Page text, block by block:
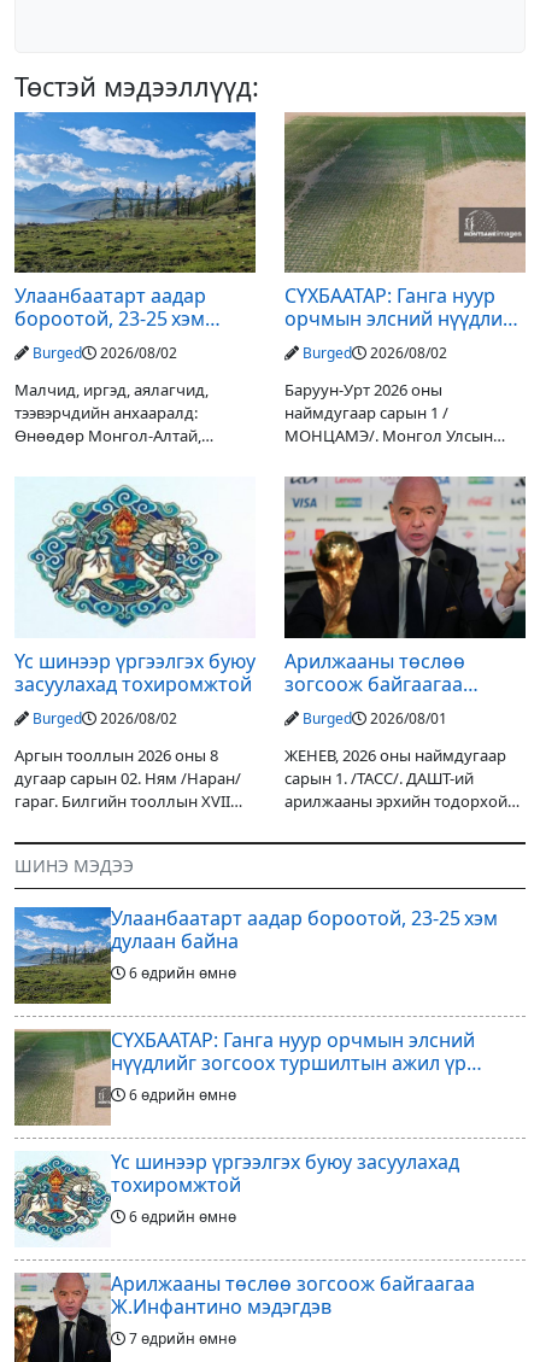
Төстэй мэдээллүүд:
Улаанбаатарт аадар
бороотой, 23-25 хэм
дулаан байна
Burged 2026/08/02
Малчид, иргэд, аялагчид,
тээвэрчдийн анхааралд:
Өнөөдөр Монгол-Алтай,
уулархаг нутгаар бороо, дуу
цахилгаантай аадар бороо
орох тул голуудын усны
түвшин нэмэгдэх, нөөлөг
СҮХБААТАР: Ганга нуур
орчмын элсний нүүдлийг
зогсоох туршилтын ажил
үр дүнгээ өгч эхэлжээ
Burged 2026/08/02
Баруун-Урт 2026 оны
наймдугаар сарын 1 /
МОНЦАМЭ/. Монгол Улсын
Дарьгангын Ганга нуурыг
сэргээн, хамгаалах төслийг
улсын төсвийн хөрөнгө
оруулалтаар хийж буй.
Төслийн
Үс шинээр үргээлгэх буюу
засуулахад тохиромжтой
Burged 2026/08/02
Аргын тооллын 2026 оны 8
дугаар сарын 02. Ням /Наран/
гараг. Билгийн тооллын XVII
гал Морин жилийн Зуны адаг
хөхөгчин хонь сарын шинийн
19, Адъяа /Асралт/
Арилжааны төслөө
зогсоож байгаагаа
Ж.Инфантино мэдэгдэв
Burged 2026/08/01
ЖЕНЕВ, 2026 оны наймдугаар
сарын 1. /ТАСС/. ДАШТ-ий
арилжааны эрхийн тодорхой
оруулагчдад худалдах
шийдвэрлэснээ ФИФА-гийн
ерөнхийлөгч Жанни
ШИНЭ МЭДЭЭ
Улаанбаатарт аадар бороотой, 23-25 хэм
дулаан байна
6 өдрийн өмнө
СҮХБААТАР: Ганга нуур орчмын элсний
нүүдлийг зогсоох туршилтын ажил үр
дүнгээ өгч эхэлжээ
6 өдрийн өмнө
Үс шинээр үргээлгэх буюу засуулахад
тохиромжтой
6 өдрийн өмнө
Арилжааны төслөө зогсоож байгаагаа
Ж.Инфантино мэдэгдэв
7 өдрийн өмнө